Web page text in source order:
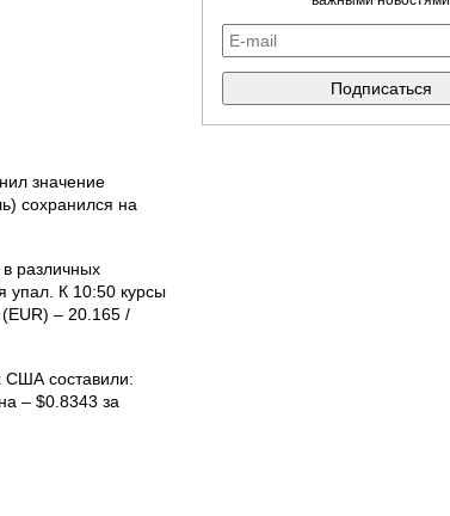
значение
сохранился на
различных
упал. К 10:50 курсы
– 20.165 /
США составили:
– $0.8343 за